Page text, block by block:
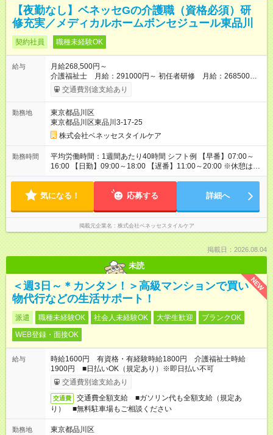
【夜勤なし】ベネッセGの介護職（資格必須）研
修充実／メディカルホームボンセジュール東品川
契約社員 職種未経験OK
給与
月給268,500円～
介護福祉士 月給：291000円～ 初任者研修 月給：268500円
～ ケアマネ資格手当 5000円／月、年末年始手当、交通費規定内
支給 ※入社後は定期昇給、昇格による基本給アップあり、さら
10000円／月の手当を支給 ※月給は居住支援特別手当を含みま
す。居住支援特別手当は、当社入社歴のある場合、金額が変わ
交通費別途支給あり
勤務地
東京都品川区
東京都品川区東品川3-17-25
株式会社ベネッセスタイルケア
勤務時間
平均労働時間：1週間あたり40時間 シフト例 【早番】07:00～
16:00 【日勤】09:00～18:00 【遅番】11:00～20:00 ※休憩は法
定通り ※シフト時間はホームによって前後します。 詳細の勤
り40時間 シフト例 【早番】07:00～16:00 【日勤】09:00～
ホームによって前後します。 詳細の勤務時間についてはお問
合せください。
気になる！ 応募する 詳細へ
掲載元企業名 株式会社ベネッセスタイルケア
掲載日：2026.08.04
未読
NEW
＜週3日～＊カンタン！＞高級マンションで買い
物代行などの生活サポート！
派遣 職種未経験OK 社会人未経験OK 大学生歓迎
ブランクOK
WEB登録・面接OK
給与
時給1600円 有資格・有経験時給1800円 介護福祉士時給
1900円 ■日払いOK（規定あり）※即日払い不可
交通費別途支給あり
交通費
交通費全額支給 ■ガソリン代も全額支給（規定あ
り） ■無料駐車場もご相談ください
勤務地 東京都品川区